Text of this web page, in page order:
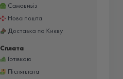
Самовивіз
Нова пошта
Доставка по Києву
Сплата
Готівкою
Післяплата